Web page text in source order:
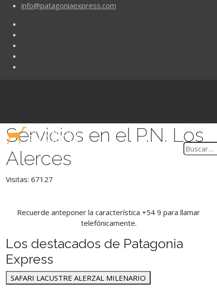
info@patagoniaexpress.com
Servicios en el P.N. Los
Alerces
Visitas: 67127
Recuerde anteponer la característica +54 9 para llamar
telefónicamente.
Los destacados de Patagonia
Express
SAFARI LACUSTRE ALERZAL MILENARIO